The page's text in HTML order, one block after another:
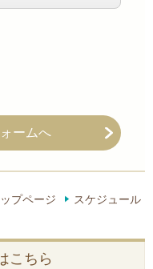
ームへ
ップページ スケジュール
こちら